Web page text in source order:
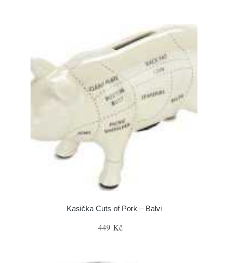
Kasička Cuts of Pork – Balvi
449 Kč